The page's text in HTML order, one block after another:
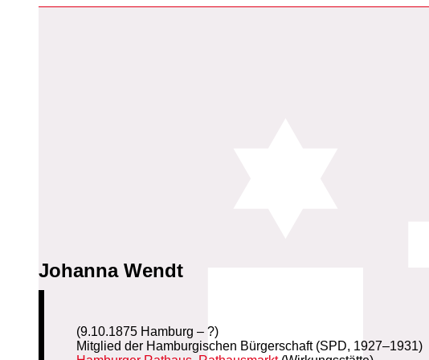
Johanna Wendt
(9.10.1875 Hamburg – ?)
Mitglied der Hamburgischen Bürgerschaft (SPD, 1927–1931)